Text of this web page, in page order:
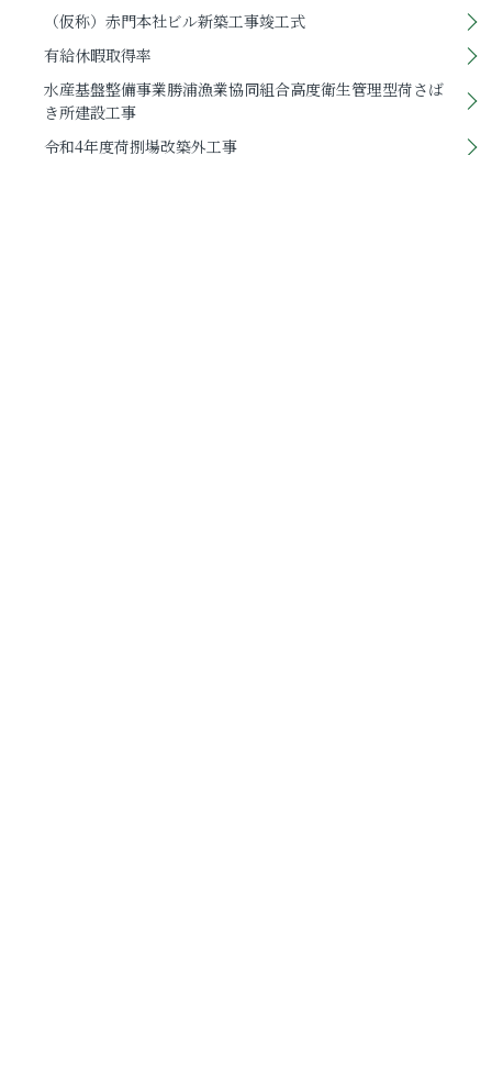
（仮称）赤門本社ビル新築工事竣工式
有給休暇取得率
水産基盤整備事業勝浦漁業協同組合高度衛生管理型荷さば
き所建設工事
令和4年度荷捌場改築外工事